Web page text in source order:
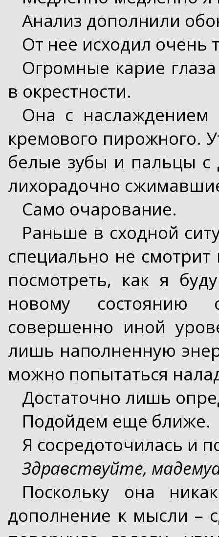
Анализ дополнили
От нее исходил очень
Огромные карие
в окрестности.
Она с наслаждением
кремового пирожного.
белые зубы и пальцы
лихорадочно
Само очарование.
Раньше в сходной
специально не
посмотреть, как я
новому состоянию
совершенно иной
лишь наполненную
можно попытаться
Достаточно лишь
Подойдем еще ближе.
Я сосредоточилась и
Здравствуйте,
Поскольку она
дополнение к мысли –